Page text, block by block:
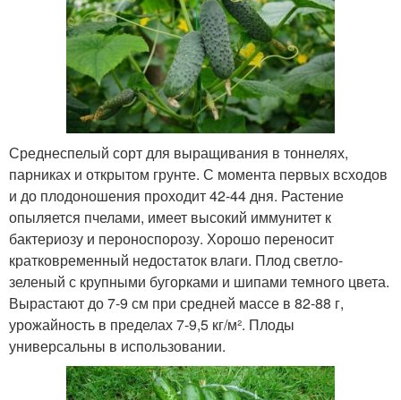
Среднеспелый сорт для выращивания в тоннелях,
парниках и открытом грунте. С момента первых всходов
и до плодоношения проходит 42-44 дня. Растение
опыляется пчелами, имеет высокий иммунитет к
бактериозу и пероноспорозу. Хорошо переносит
кратковременный недостаток влаги. Плод светло-
зеленый с крупными бугорками и шипами темного цвета.
Вырастают до 7-9 см при средней массе в 82-88 г,
урожайность в пределах 7-9,5 кг/м². Плоды
универсальны в использовании.